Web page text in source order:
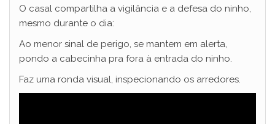
O casal compartilha a vigilância e a defesa do ninho,
mesmo durante o dia:
Ao menor sinal de perigo, se mantem em alerta,
pondo a cabecinha pra fora à entrada do ninho.
Faz uma ronda visual, inspecionando os arredores.